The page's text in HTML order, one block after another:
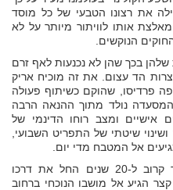
את רצונו הטבעי של כל מוסד
אותו לוויתור מיותר על לא
הנוקשים.
שלהן בכך שהן לא נכנעות לאף זרם
הד עצום. את זה מוכיח אריק
פרדיסו, שהוקם כשיתוף פעולה
נולד מתוך ההנאה הרבה
אישיים ומצב רוחו הדינמי של
שיטתי של התפריט השבועי,
אל המטבח מדי יום.
הקואופרטיב המשפחתי שקיים כבר קרוב ל-20 שנים החל את דרכו
הגיע אל מושבו הנוכחי ברחוב